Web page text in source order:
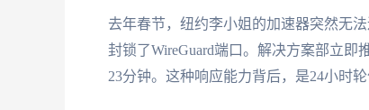
去年春节，纽约李小姐的加速器突然无
封锁了WireGuard端口。解决方案部立即
23分钟。这种响应能力背后，是24小时